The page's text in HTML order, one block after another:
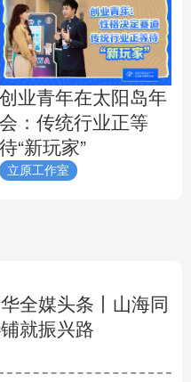
创业青年在太阳岛年
会：传统行业正等
待“新玩家”
立原工作室
全媒头条丨 山海同
就振兴路